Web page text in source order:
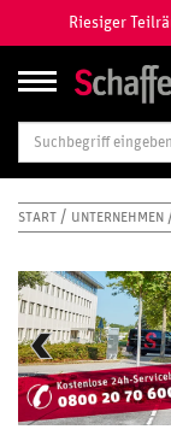
Riesiger
START UNTERNEHMEN